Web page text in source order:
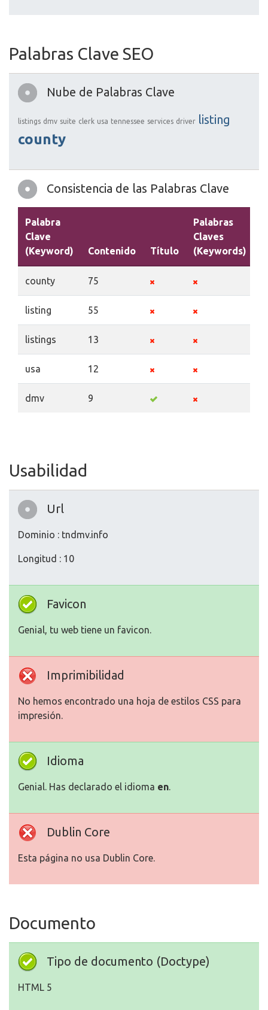
Palabras Clave SEO
Nube de Palabras Clave
listings dmv suite clerk usa tennessee services driver listing
county
Consistencia de las Palabras Clave
Palabra
Clave
(Keyword)
Contenido Título
Palabras
Claves
(Keywords)
county 75
listing 55
listings 13
usa 12
dmv 9
Usabilidad
Url
Dominio : tndmv.info
Longitud : 10
Favicon
Genial, tu web tiene un favicon.
Imprimibilidad
No hemos encontrado una hoja de estilos CSS para
impresión.
Idioma
Genial. Has declarado el idioma en.
Dublin Core
Esta página no usa Dublin Core.
Documento
Tipo de documento (Doctype)
HTML 5